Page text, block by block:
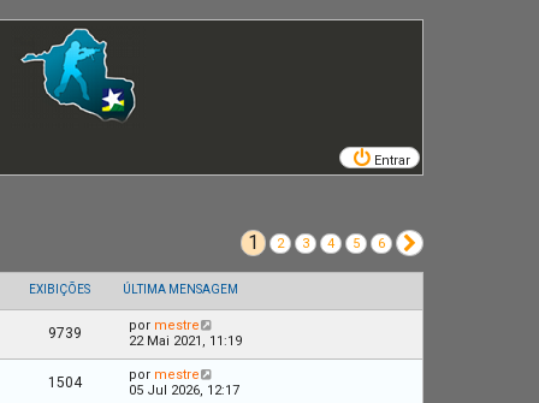
Entrar
1 2 3 4 5 6
EXIBIÇÕES ÚLTIMA MENSAGEM
9739 por mestre
22 Mai 2021, 11:19
1504 por mestre
05 Jul 2026, 12:17